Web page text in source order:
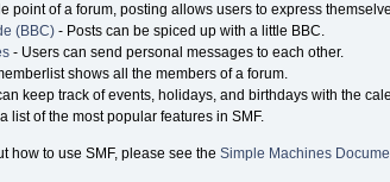
point of a forum, posting allows users to express
(BBC) - Posts can be spiced up with a little BBC.
- Users can send personal messages to each other.
shows all the members of a forum.
keep track of events, holidays, and birthdays with the
list of the most popular features in SMF.
how to use SMF, please see theSimple Machines